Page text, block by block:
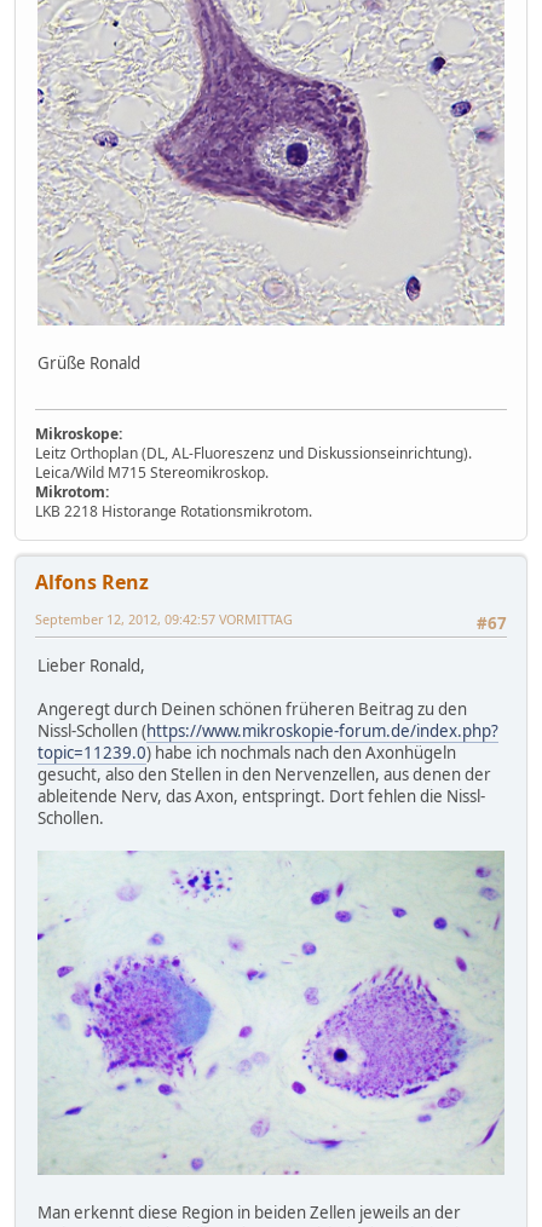
Grüße Ronald
Mikroskope:
Leitz Orthoplan (DL, AL-Fluoreszenz und Diskussionseinrichtung).
Leica/Wild M715 Stereomikroskop.
Mikrotom:
LKB 2218 Historange Rotationsmikrotom.
Alfons Renz
#67
September 12, 2012, 09:42:57 VORMITTAG
Lieber Ronald,
Angeregt durch Deinen schönen früheren Beitrag zu den
Nissl-Schollen (https://www.mikroskopie-forum.de/index.php?
topic=11239.0) habe ich nochmals nach den Axonhügeln
gesucht, also den Stellen in den Nervenzellen, aus denen der
ableitende Nerv, das Axon, entspringt. Dort fehlen die Nissl-
Schollen.
Man erkennt diese Region in beiden Zellen jeweils an der